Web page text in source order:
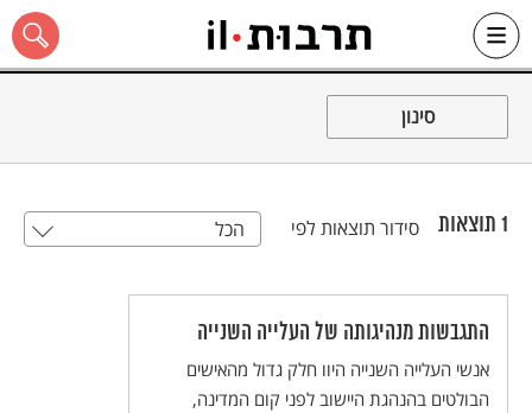
Skip
כל האתר
סינון
1 תוצאות סידור תוצאות לפי הכל
התגבשות מנהיגותה של העלייה השנייה
אנשי העלייה השנייה היוו חלק גדול מהאישים
הבולטים בהנהגת היישוב לפני קום המדינה,